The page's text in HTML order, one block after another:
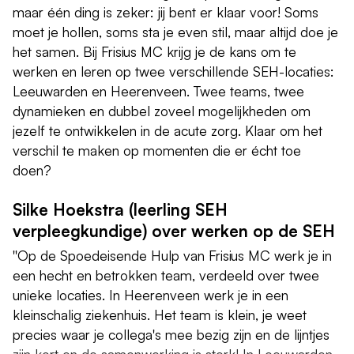
maar één ding is zeker: jij bent er klaar voor! Soms
moet je hollen, soms sta je even stil, maar altijd doe je
het samen. Bij Frisius MC krijg je de kans om te
werken en leren op twee verschillende SEH-locaties:
Leeuwarden en Heerenveen. Twee teams, twee
dynamieken en dubbel zoveel mogelijkheden om
jezelf te ontwikkelen in de acute zorg. Klaar om het
verschil te maken op momenten die er écht toe
doen?
Silke Hoekstra (leerling SEH
verpleegkundige) over werken op de SEH
''Op de Spoedeisende Hulp van Frisius MC werk je in
een hecht en betrokken team, verdeeld over twee
unieke locaties. In Heerenveen werk je in een
kleinschalig ziekenhuis. Het team is klein, je weet
precies waar je collega's mee bezig zijn en de lijntjes